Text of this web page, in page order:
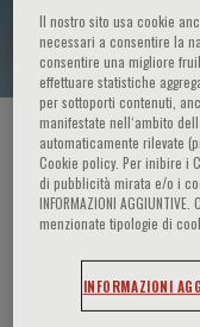
Christopher
HOME PAGE / CORSI
Christopher
Il nostro sito usa cookie
necessari a consentire la
consentire una migliore
effettuare statistiche
per sottoporti contenuti,
manifestate nell‘ambito
automaticamente rilevate
Cookie policy. Per inibire i
di pubblicità mirata e/o i
INFORMAZIONI
menzionate tipologie di
INFORMAZIONI